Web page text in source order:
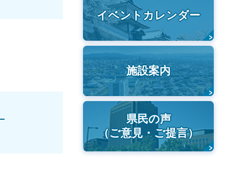
イベントカレンダー
施設案内
県民の声
（ご意見・ご提言）